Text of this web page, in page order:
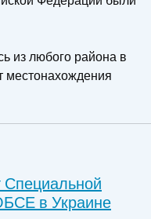
из любого района в
местонахождения
Специальной
в Украине